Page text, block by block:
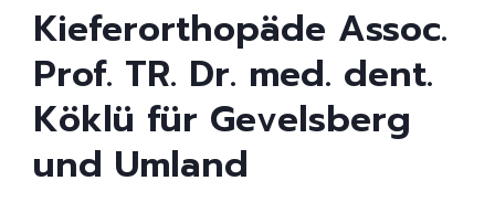
Kieferorthopäde Assoc.
Prof. TR. Dr. med. dent.
Köklü für Gevelsberg
und Umland